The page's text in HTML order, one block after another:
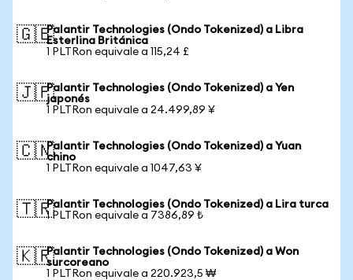
🇬🇧Palantir Technologies (Ondo Tokenized) a Libra
Esterlina Británica
1 PLTRon equivale a 115,24 £
🇯🇵Palantir Technologies (Ondo Tokenized) a Yen
japonés
1 PLTRon equivale a 24.499,89 ¥
🇨🇳Palantir Technologies (Ondo Tokenized) a Yuan
chino
1 PLTRon equivale a 1047,63 ¥
🇹🇷Palantir Technologies (Ondo Tokenized) a Lira turca
1 PLTRon equivale a 7386,89 ₺
🇰🇷Palantir Technologies (Ondo Tokenized) a Won
surcoreano
1 PLTRon equivale a 220.923,5 ₩